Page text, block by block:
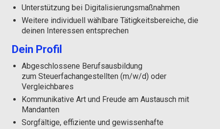
Unterstützung bei Digitalisierungsmaßnahmen
Weitere individuell wählbare Tätigkeitsbereiche, die
deinen Interessen entsprechen
Dein Profil
Abgeschlossene Berufsausbildung
zum Steuerfachangestellten (m/w/d) oder
Vergleichbares
Kommunikative Art und Freude am Austausch mit
Mandanten
Sorgfältige, effiziente und gewissenhafte